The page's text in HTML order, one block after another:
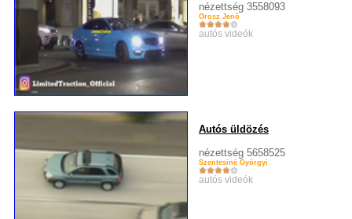
nézettség 3558093
Orosz Jenõ
autós videók
Autós üldözés
nézettség 5658525
Szentesiné Györgyi
autós videók